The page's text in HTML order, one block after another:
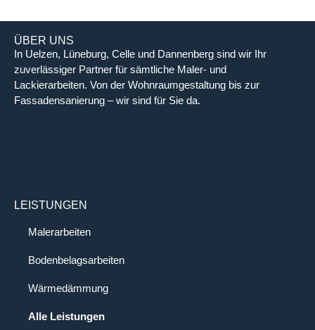
ÜBER UNS
In Uelzen, Lüneburg, Celle und Dannenberg sind wir Ihr
zuverlässiger Partner für sämtliche Maler- und
Lackierarbeiten. Von der Wohnraumgestaltung bis zur
Fassadensanierung – wir sind für Sie da.
LEISTUNGEN
Malerarbeiten
Bodenbelagsarbeiten
Wärmedämmung
Alle Leistungen